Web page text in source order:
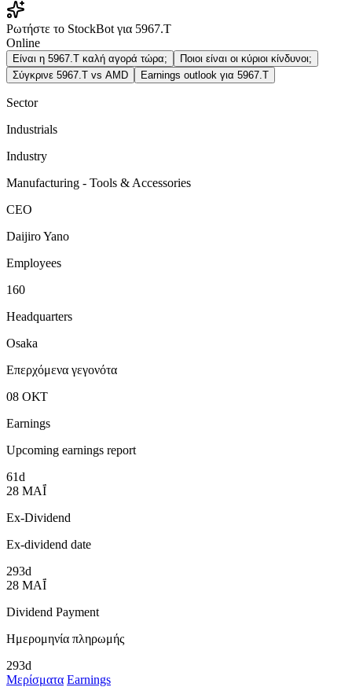
Ρωτήστε το StockBot για 5967.T
Online
Είναι η 5967.T καλή αγορά τώρα;
Ποιοι είναι οι κύριοι κίνδυνοι;
Σύγκρινε 5967.T vs AMD
Earnings outlook για 5967.T
Sector
Industrials
Industry
Manufacturing - Tools & Accessories
CEO
Daijiro Yano
Employees
160
Headquarters
Osaka
Επερχόμενα γεγονότα
08 ΟΚΤ
Earnings
Upcoming earnings report
61d
28 ΜΑΪ́
Ex-Dividend
Ex-dividend date
293d
28 ΜΑΪ́
Dividend Payment
Ημερομηνία πληρωμής
293d
Μερίσματα Earnings